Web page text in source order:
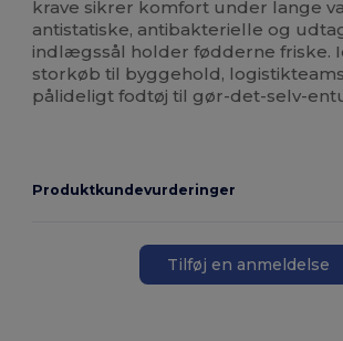
krave sikrer komfort under lange
antistatiske, antibakterielle og
indlægssål holder fødderne friske.
storkøb til byggehold,
pålideligt fodtøj til gør-det-selv-
Produktkundevurderinger
Tilføj en anmeldelse